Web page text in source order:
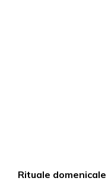
Rituale domenicale